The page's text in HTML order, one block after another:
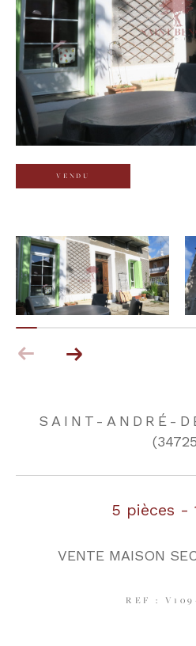
VENDU
SAINT-ANDRÉ-
5 pièces -
VENTE MAISON
REF :
Budget
Budget
Surface
Surface
Pièces
Référence
AFFINER LES
TERRASSE